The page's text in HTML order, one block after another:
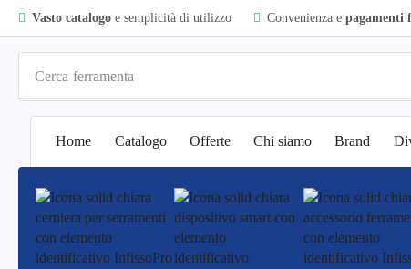
Vasto catalogoe semplicità di utilizzo Convenienza e pagamenti
Cerca ferramenta
Home Catalogo Offerte Chi siamo Brand